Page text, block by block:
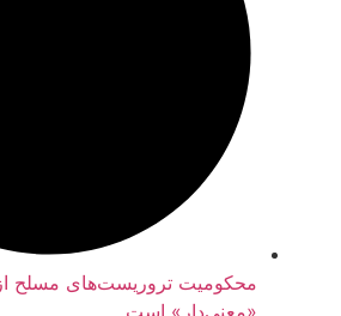
محکومیت تروریست‌های مسلح از سوی
«معنی‌دار» است